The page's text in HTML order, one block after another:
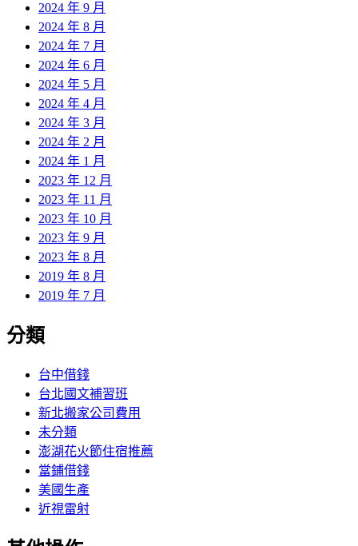
2024 年 9 月
2024 年 8 月
2024 年 7 月
2024 年 6 月
2024 年 5 月
2024 年 4 月
2024 年 3 月
2024 年 2 月
2024 年 1 月
2023 年 12 月
2023 年 11 月
2023 年 10 月
2023 年 9 月
2023 年 8 月
2019 年 8 月
2019 年 7 月
分類
台中借錢
台北國文補習班
新北搬家公司費用
未分類
澎湖花火節住宿推薦
當鋪借錢
美國生產
近視雷射